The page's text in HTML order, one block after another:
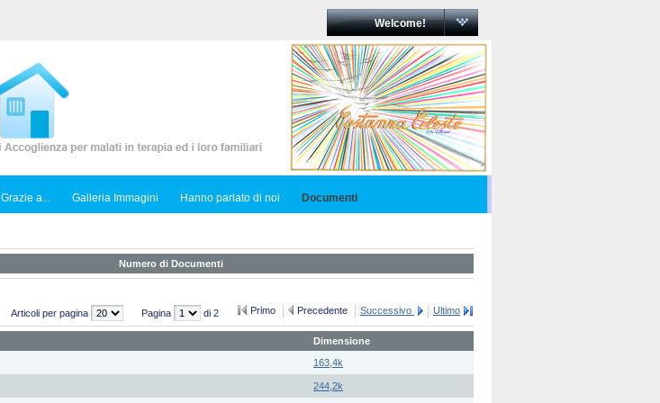
Welcome!
Grazie a... Galleria Immagini Hanno parlato di noi Documenti
Numero di Documenti
Articoli per pagina Pagina di 2 Primo Precedente Successivo Ultimo
Dimensione
163,4k
244,2k